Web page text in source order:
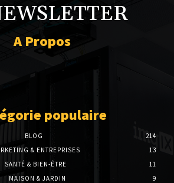
A Propos
populaire
BLOG
214
& ENTREPRISES
13
SANTÉ & BIEN-ÊTRE
11
MAISON & JARDIN
9